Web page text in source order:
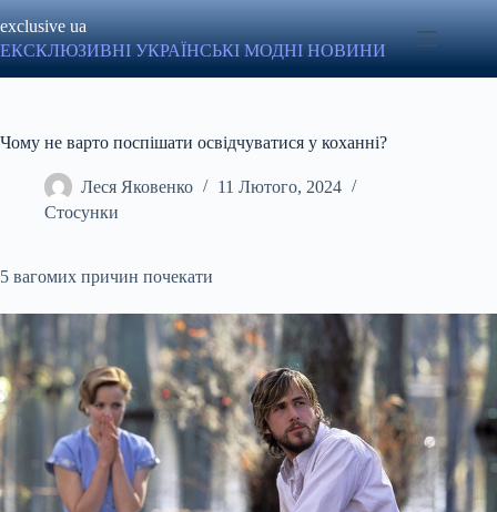
до
вмісту
exclusive ua
ЕКСКЛЮЗИВНІ УКРАЇНСЬКІ МОДНІ НОВИНИ
Чому не варто поспішати освідчуватися у коханні?
Леся Яковенко
11 Лютого, 2024
Стосунки
5 вагомих причин почекати